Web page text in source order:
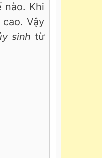
nào. Khi
Vậy
sinh từ